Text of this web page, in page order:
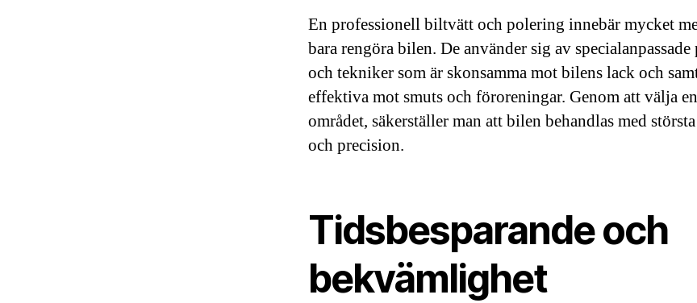
En professionell biltvätt och polering innebär mycket
bara rengöra bilen. De använder sig av
och tekniker som är skonsamma mot bilens lack och
effektiva mot smuts och föroreningar. Genom att välja
området, säkerställer man att bilen behandlas med
och precision.
Tidsbesparande och
bekvämlighet